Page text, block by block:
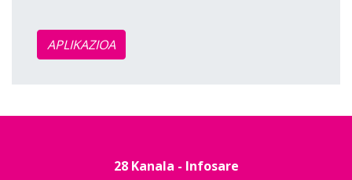
APLIKAZIOA
28 Kanala - Infosare